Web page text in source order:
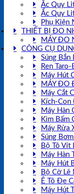
Ắc Quy
Ắc Quy
Phụ Kiện
THIẾT BỊ ĐO
MÁY ĐO
CÔNG CỤ
Súng Bắn
Ren
Máy Hút
MÁY ĐO
Máy Cắt
Kích-
Máy Hàn
Kìm Bấm
Máy Rửa
Súng
Bộ Tô Vít
Máy Hàn
Máy Hút
Bộ Cờ Lê
Ê Tô Đe
Máy Hút